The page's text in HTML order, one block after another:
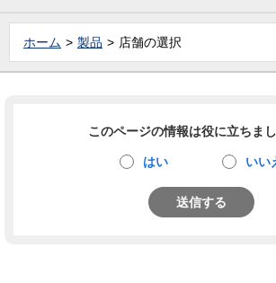
ホーム 製品 店舗の選択
このページの情報は役に立ちま
はい いい
送信する